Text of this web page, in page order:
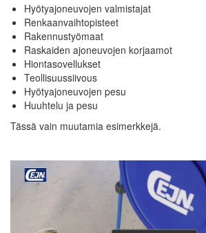
Hyötyajoneuvojen valmistajat
Renkaanvaihtopisteet
Rakennustyömaat
Raskaiden ajoneuvojen korjaamot
Hiontasovellukset
Teollisuussiivous
Hyötyajoneuvojen pesu
Huuhtelu ja pesu
Tässä vain muutamia esimerkkejä.